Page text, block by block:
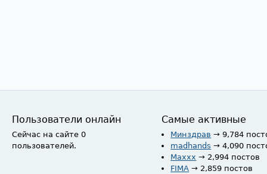
Пользователи онлайн
Сейчас на сайте 0
пользователей.
Самые активные
Минздрав → 9,784
madhands → 4,090
Maxxx → 2,994 постов
FIMA → 2,859 постов